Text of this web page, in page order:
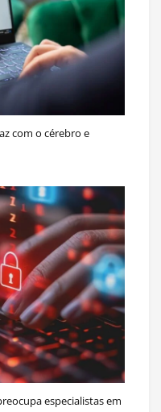
com o cérebro e
especialistas em